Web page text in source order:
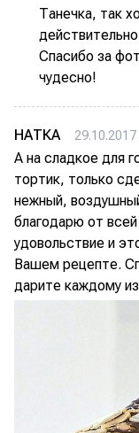
Танечка, так
Спасибо за
чудесно!
НАТКА 29.10.2017
А на сладкое для
тортик, только
нежный,
благодарю от
удовольствие и
Вашем рецепте.
дарите каждому